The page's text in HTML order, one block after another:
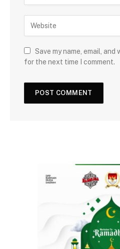
Save my name, email,
for the next time I comment.